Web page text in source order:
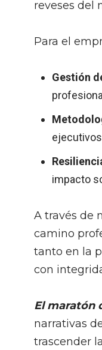
reveses del
Para el
Gestión
impacto
A través de
camino
tanto en la
con
El maratón
narrativas
trascender